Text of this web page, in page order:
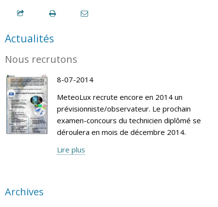
Actualités
Nous recrutons
8-07-2014
MeteoLux recrute encore en 2014 un
prévisionniste/observateur. Le prochain
examen-concours du technicien diplômé se
déroulera en mois de décembre 2014.
Lire plus
Archives